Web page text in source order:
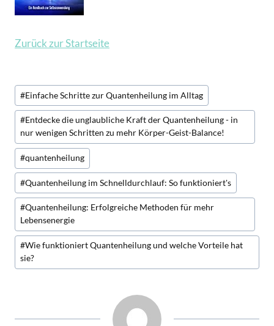
Zurück zur Startseite
Schlagworte:
#Einfache Schritte zur Quantenheilung im Alltag
#Entdecke die unglaubliche Kraft der Quantenheilung - in
nur wenigen Schritten zu mehr Körper-Geist-Balance!
#quantenheilung
#Quantenheilung im Schnelldurchlauf: So funktioniert's
#Quantenheilung: Erfolgreiche Methoden für mehr
Lebensenergie
#Wie funktioniert Quantenheilung und welche Vorteile hat
sie?